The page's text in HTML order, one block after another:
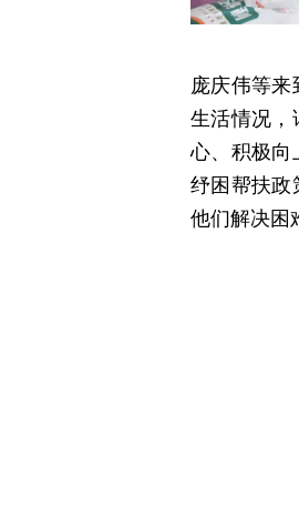
庞庆伟等
生活情况，
心、积极向
纾困帮扶政
他们解决困